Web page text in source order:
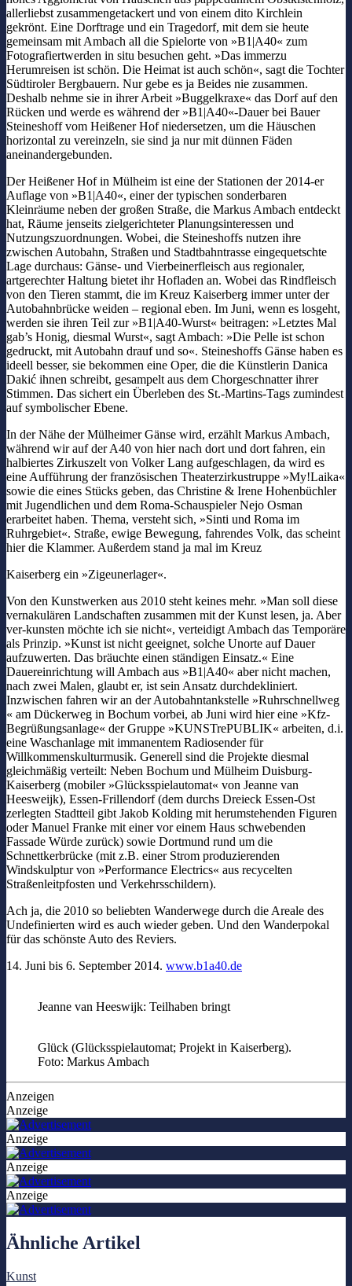
allerliebst zusammengetackert und von einem dito Kirchlein
gekrönt. Eine Dorftrage und ein Tragedorf, mit dem sie heute
gemeinsam mit Ambach all die Spielorte von »B1|A40« zum
Fotografiertwerden in situ besuchen geht. »Das immerzu
Herumreisen ist schön. Die Heimat ist auch schön«, sagt die Tochter
Südtiroler Bergbauern. Nur gebe es ja Beides nie zusammen.
Deshalb nehme sie in ihrer Arbeit »Buggelkraxe« das Dorf auf den
Rücken und werde es während der »B1|A40«-Dauer bei Bauer
Steineshoff vom Heißener Hof niedersetzen, um die Häuschen
horizontal zu vereinzeln, sie sind ja nur mit dünnen Fäden
aneinandergebunden.
Der Heißener Hof in Mülheim ist eine der Stationen der 2014-er
Auflage von »B1|A40«, einer der typischen sonderbaren
Kleinräume neben der großen Straße, die Markus Ambach entdeckt
hat, Räume jenseits zielgerichteter Planungsinteressen und
Nutzungszuordnungen. Wobei, die Steineshoffs nutzen ihre
zwischen Autobahn, Straßen und Stadtbahntrasse eingequetschte
Lage durchaus: Gänse- und Vierbeinerfleisch aus regionaler,
artgerechter Haltung bietet ihr Hofladen an. Wobei das Rindfleisch
von den Tieren stammt, die im Kreuz Kaiserberg immer unter der
Autobahnbrücke weiden – regional eben. Im Juni, wenn es losgeht,
werden sie ihren Teil zur »B1|A40-Wurst« beitragen: »Letztes Mal
gab’s Honig, diesmal Wurst«, sagt Ambach: »Die Pelle ist schon
gedruckt, mit Autobahn drauf und so«. Steineshoffs Gänse haben es
ideell besser, sie bekommen eine Oper, die die Künstlerin Danica
Dakić ihnen schreibt, gesampelt aus dem Chorgeschnatter ihrer
Stimmen. Das sichert ein Überleben des St.-Martins-Tags zumindest
auf symbolischer Ebene.
In der Nähe der Mülheimer Gänse wird, erzählt Markus Ambach,
während wir auf der A40 von hier nach dort und dort fahren, ein
halbiertes Zirkuszelt von Volker Lang aufgeschlagen, da wird es
eine Aufführung der französischen Theaterzirkustruppe »My!Laika«
sowie die eines Stücks geben, das Christine & Irene Hohenbüchler
mit Jugendlichen und dem Roma-Schauspieler Nejo Osman
erarbeitet haben. Thema, versteht sich, »Sinti und Roma im
Ruhrgebiet«. Straße, ewige Bewegung, fahrendes Volk, das scheint
hier die Klammer. Außerdem stand ja mal im Kreuz
Kaiserberg ein »Zigeunerlager«.
Von den Kunstwerken aus 2010 steht keines mehr. »Man soll diese
vernakulären Landschaften zusammen mit der Kunst lesen, ja. Aber
ver-kunsten möchte ich sie nicht«, verteidigt Ambach das Temporäre
als Prinzip. »Kunst ist nicht geeignet, solche Unorte auf Dauer
aufzuwerten. Das bräuchte einen ständigen Einsatz.« Eine
Dauereinrichtung will Ambach aus »B1|A40« aber nicht machen,
nach zwei Malen, glaubt er, ist sein Ansatz durchdekliniert.
Inzwischen fahren wir an der Autobahntankstelle »Ruhrschnellweg
« am Dückerweg in Bochum vorbei, ab Juni wird hier eine »Kfz-
Begrüßungsanlage« der Gruppe »KUNSTrePUBLIK« arbeiten, d.i.
eine Waschanlage mit immanentem Radiosender für
Willkommenskulturmusik. Generell sind die Projekte diesmal
gleichmäßig verteilt: Neben Bochum und Mülheim Duisburg-
Kaiserberg (mobiler »Glücksspielautomat« von Jeanne van
Heesweijk), Essen-Frillendorf (dem durchs Dreieck Essen-Ost
zerlegten Stadtteil gibt Jakob Kolding mit herumstehenden Figuren
oder Manuel Franke mit einer vor einem Haus schwebenden
Fassade Würde zurück) sowie Dortmund rund um die
Schnettkerbrücke (mit z.B. einer Strom produzierenden
Windskulptur von »Performance Electrics« aus recycelten
Straßenleitpfosten und Verkehrsschildern).
Ach ja, die 2010 so beliebten Wanderwege durch die Areale des
Undefinierten wird es auch wieder geben. Und den Wanderpokal
für das schönste Auto des Reviers.
14. Juni bis 6. September 2014. www.b1a40.de
Jeanne van Heeswijk: Teilhaben bringt
Glück (Glücksspielautomat; Projekt in Kaiserberg).
Foto: Markus Ambach
Anzeigen
Anzeige
Anzeige
Anzeige
Anzeige
Ähnliche Artikel
Kunst